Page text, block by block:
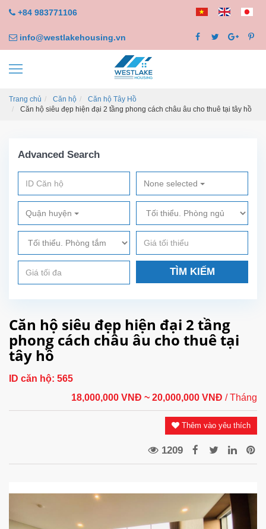
+84 983771106
info@westlakehousing.vn
Trang chủ Căn hộ
Căn hộ Tây Hồ
Căn hộ siêu đẹp hiện đại 2 tầng phong cách châu âu cho thuê tại tây hồ
Advanced Search
None selected
Quận huyện
TÌM KIẾM
Căn hộ siêu đẹp hiện đại 2 tầng
phong cách châu âu cho thuê tại
tây hồ
ID căn hộ: 565
18,000,000 VNĐ ~ 20,000,000 VNĐ / Tháng
Thêm vào yêu thích
1209